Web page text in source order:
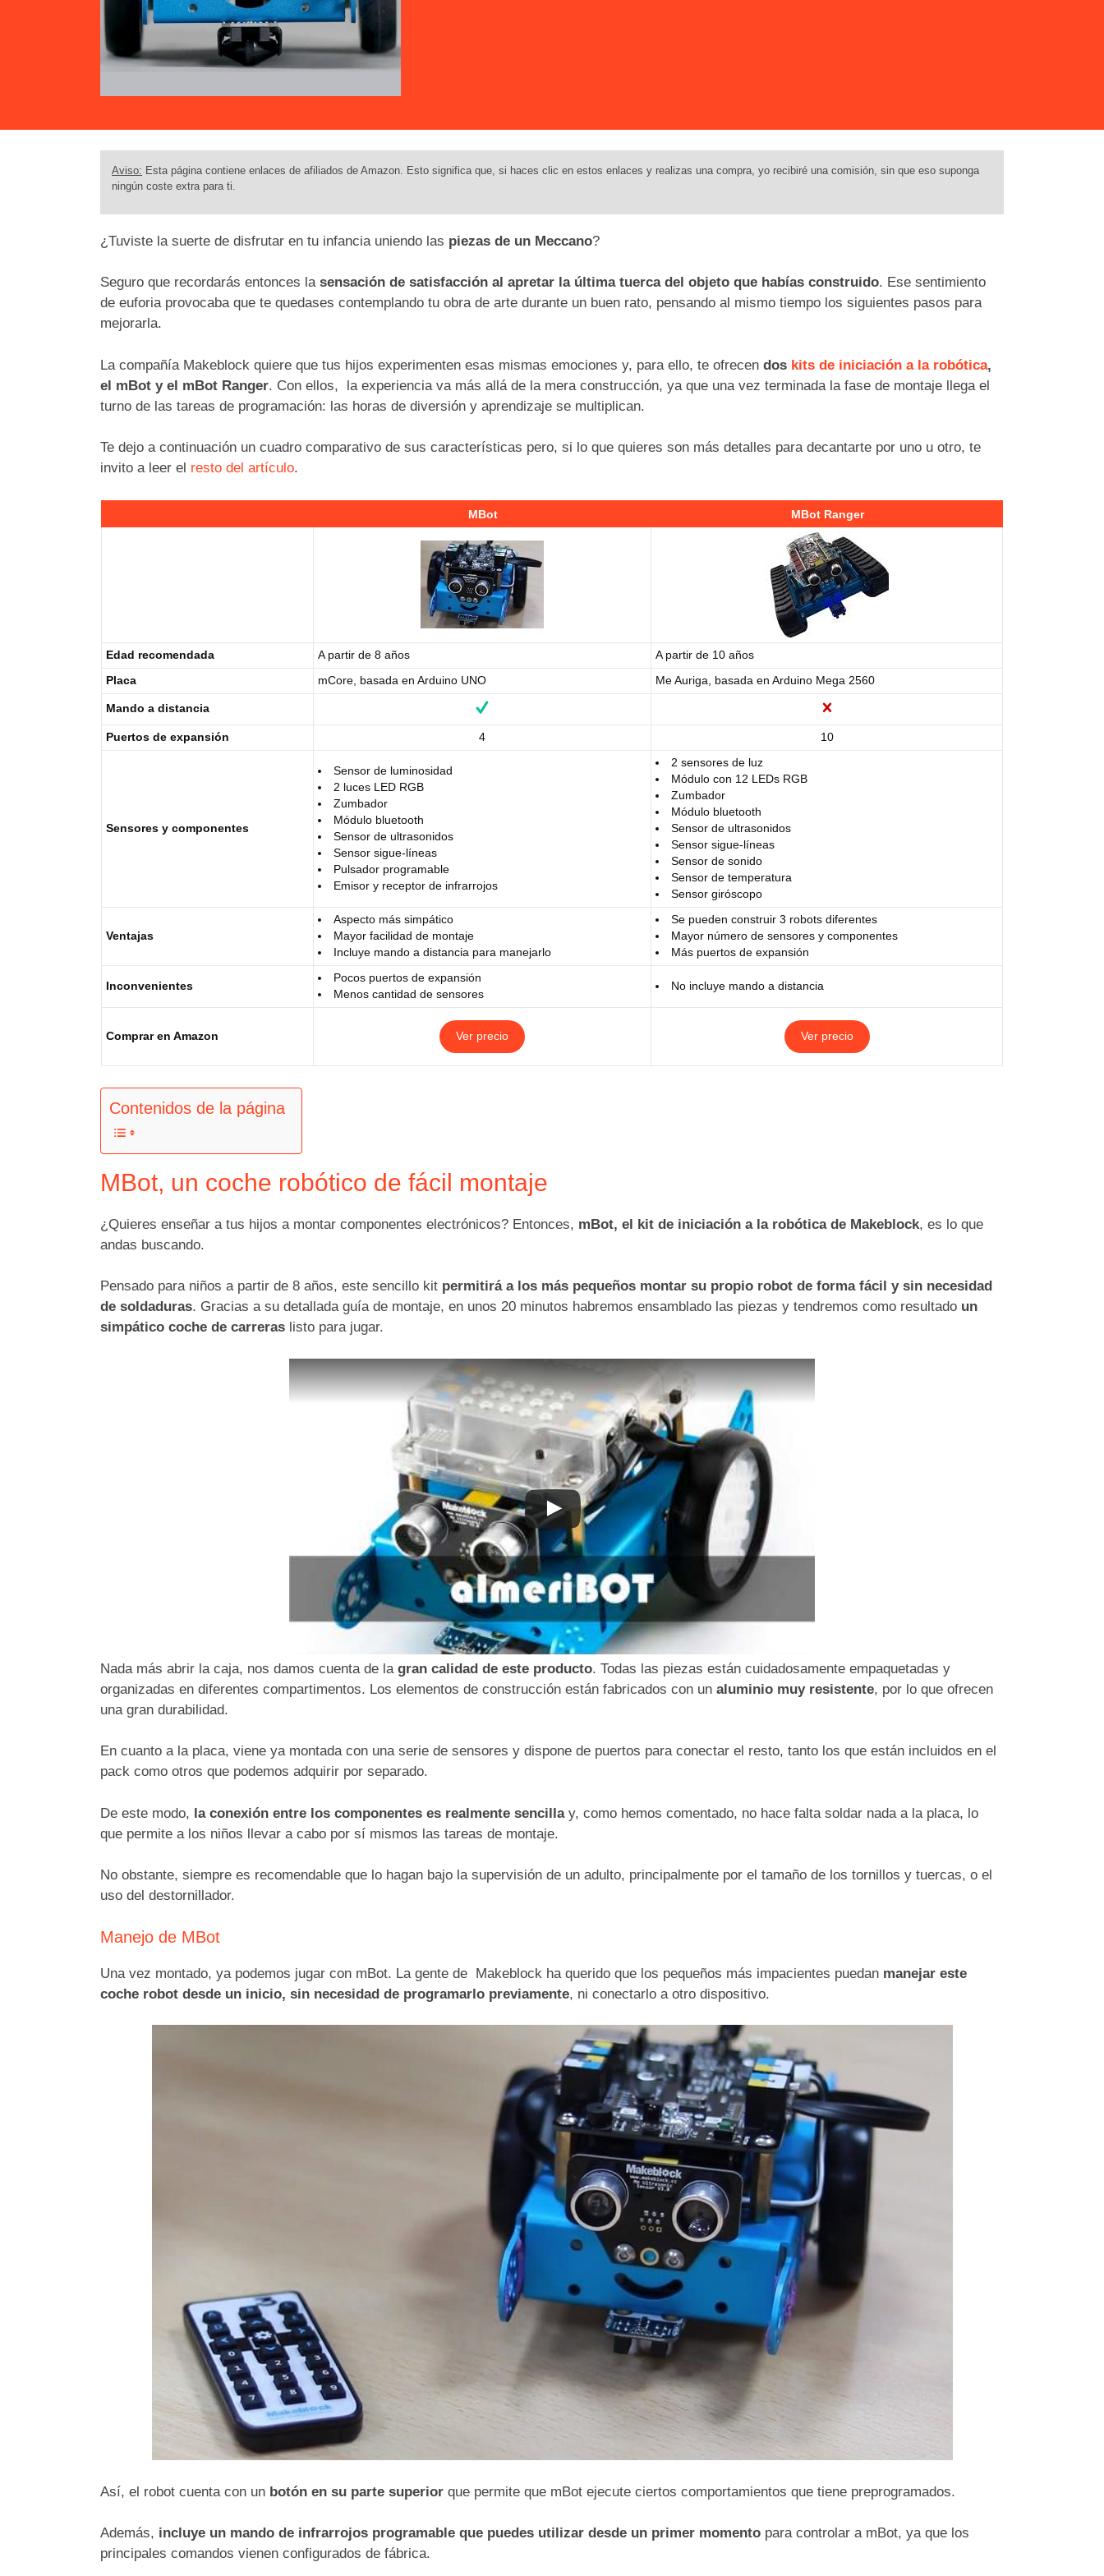
Aviso: Esta página contiene enlaces de afiliados de Amazon. Esto significa que, si haces clic en estos enlaces y realizas una compra, yo recibiré una comisión, sin que eso suponga
ningún coste extra para ti.
¿Tuviste la suerte de disfrutar en tu infancia uniendo las piezas de un Meccano?
Seguro que recordarás entonces la sensación de satisfacción al apretar la última tuerca del objeto que habías construido. Ese sentimiento
de euforia provocaba que te quedases contemplando tu obra de arte durante un buen rato, pensando al mismo tiempo los siguientes pasos para
mejorarla.
La compañía Makeblock quiere que tus hijos experimenten esas mismas emociones y, para ello, te ofrecen dos kits de iniciación a la robótica,
el mBot y el mBot Ranger. Con ellos, la experiencia va más allá de la mera construcción, ya que una vez terminada la fase de montaje llega el
turno de las tareas de programación: las horas de diversión y aprendizaje se multiplican.
Te dejo a continuación un cuadro comparativo de sus características pero, si lo que quieres son más detalles para decantarte por uno u otro, te
invito a leer el resto del artículo.
MBot MBot Ranger
Edad recomendada A partir de 8 años A partir de 10 años
Placa mCore, basada en Arduino UNO Me Auriga, basada en Arduino Mega 2560
Mando a distancia
Puertos de expansión 4 10
Sensores y componentes
Sensor de luminosidad
2 luces LED RGB
Zumbador
Módulo bluetooth
Sensor de ultrasonidos
Sensor sigue-líneas
Pulsador programable
Emisor y receptor de infrarrojos
2 sensores de luz
Módulo con 12 LEDs RGB
Zumbador
Módulo bluetooth
Sensor de ultrasonidos
Sensor sigue-líneas
Sensor de sonido
Sensor de temperatura
Sensor giróscopo
Ventajas
Aspecto más simpático
Mayor facilidad de montaje
Incluye mando a distancia para manejarlo
Se pueden construir 3 robots diferentes
Mayor número de sensores y componentes
Más puertos de expansión
Inconvenientes
Pocos puertos de expansión
Menos cantidad de sensores
No incluye mando a distancia
Comprar en Amazon Ver precio Ver precio
Contenidos de la página
MBot, un coche robótico de fácil montaje
¿Quieres enseñar a tus hijos a montar componentes electrónicos? Entonces, mBot, el kit de iniciación a la robótica de Makeblock, es lo que
andas buscando.
Pensado para niños a partir de 8 años, este sencillo kit permitirá a los más pequeños montar su propio robot de forma fácil y sin necesidad
de soldaduras. Gracias a su detallada guía de montaje, en unos 20 minutos habremos ensamblado las piezas y tendremos como resultado un
simpático coche de carreras listo para jugar.
Nada más abrir la caja, nos damos cuenta de la gran calidad de este producto. Todas las piezas están cuidadosamente empaquetadas y
organizadas en diferentes compartimentos. Los elementos de construcción están fabricados con un aluminio muy resistente, por lo que ofrecen
una gran durabilidad.
En cuanto a la placa, viene ya montada con una serie de sensores y dispone de puertos para conectar el resto, tanto los que están incluidos en el
pack como otros que podemos adquirir por separado.
De este modo, la conexión entre los componentes es realmente sencillay, como hemos comentado, no hace falta soldar nada a la placa, lo
que permite a los niños llevar a cabo por sí mismos las tareas de montaje.
No obstante, siempre es recomendable que lo hagan bajo la supervisión de un adulto, principalmente por el tamaño de los tornillos y tuercas, o el
uso del destornillador.
Manejo de MBot
Una vez montado, ya podemos jugar con mBot. La gente de Makeblock ha querido que los pequeños más impacientes puedan manejar este
coche robot desde un inicio, sin necesidad de programarlo previamente, ni conectarlo a otro dispositivo.
Así, el robot cuenta con un botón en su parte superior que permite que mBot ejecute ciertos comportamientos que tiene preprogramados.
Además, incluye un mando de infrarrojos programable que puedes utilizar desde un primer momento para controlar a mBot, ya que los
principales comandos vienen configurados de fábrica.